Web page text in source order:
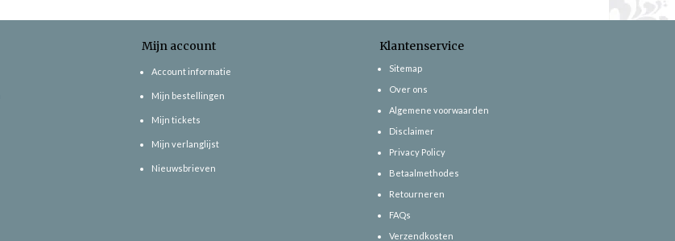
Mijn account
Account informatie
Mijn bestellingen
Mijn tickets
Mijn verlanglijst
Nieuwsbrieven
Klantenservice
Sitemap
Over ons
Algemene voorwaarden
Disclaimer
Privacy Policy
Betaalmethodes
Retourneren
FAQs
Verzendkosten